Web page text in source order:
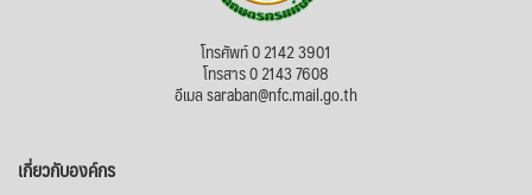
โทรศัพท์ 0 2142 3901
โทรสาร 0 2143 7608
อีเมล saraban@nfc.mail.go.th
เกี่ยวกับองค์กร